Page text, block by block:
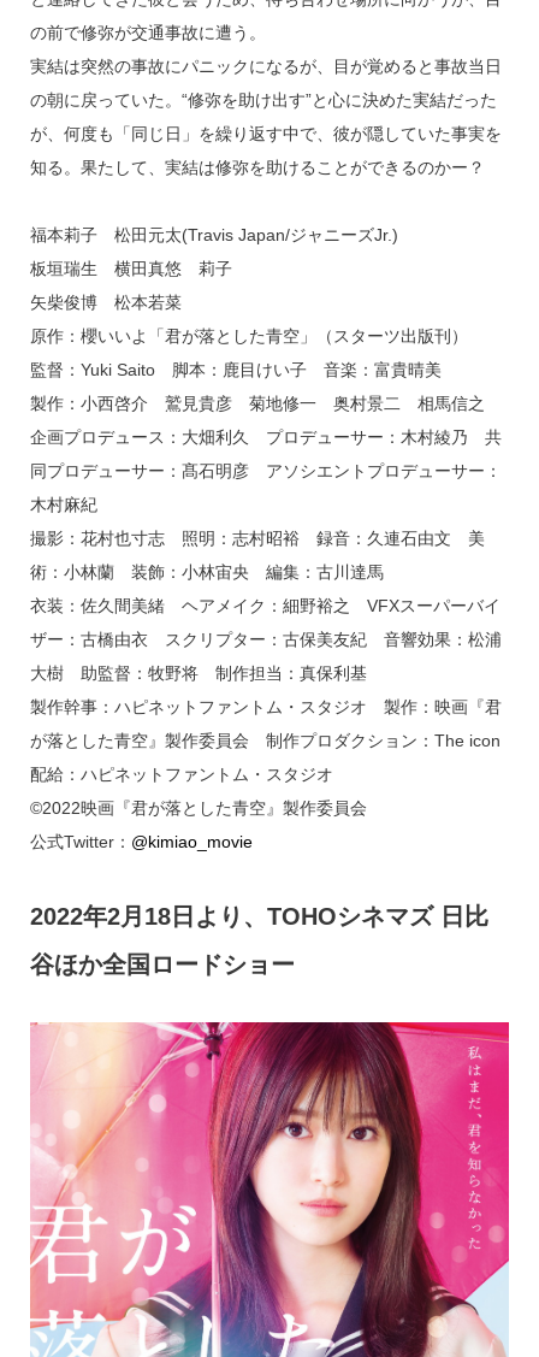
の前で修弥が交通事故に遭う。
実結は突然の事故にパニックになるが、目が覚めると事故当日
の朝に戻っていた。“修弥を助け出す”と心に決めた実結だった
が、何度も「同じ日」を繰り返す中で、彼が隠していた事実を
知る。果たして、実結は修弥を助けることができるのかー？
福本莉子 松田元太(Travis Japan/ジャニーズJr.)
板垣瑞生 横田真悠 莉子
矢柴俊博 松本若菜
原作：櫻いいよ「君が落とした青空」（スターツ出版刊）
監督：Yuki Saito 脚本：鹿目けい子 音楽：富貴晴美
製作：小西啓介 鷲見貴彦 菊地修一 奥村景二 相馬信之
企画プロデュース：大畑利久 プロデューサー：木村綾乃 共
同プロデューサー：髙石明彦 アソシエントプロデューサー：
木村麻紀
撮影：花村也寸志 照明：志村昭裕 録音：久連石由文 美
術：小林蘭 装飾：小林宙央 編集：古川達馬
衣装：佐久間美緒 ヘアメイク：細野裕之 VFXスーパーバイ
ザー：古橋由衣 スクリプター：古保美友紀 音響効果：松浦
大樹 助監督：牧野将 制作担当：真保利基
製作幹事：ハピネットファントム・スタジオ 製作：映画『君
が落とした青空』製作委員会 制作プロダクション：The icon
配給：ハピネットファントム・スタジオ
©2022映画『君が落とした青空』製作委員会
公式Twitter： @kimiao_movie
2022年2月18日より、TOHOシネマズ 日比
谷ほか全国ロードショー